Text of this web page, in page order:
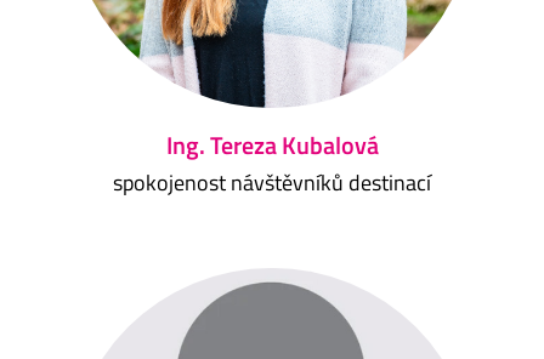
Ing. Tereza Kubalová
spokojenost návštěvníků destinací